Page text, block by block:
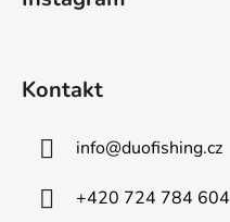
Kontakt
info@duofishing.cz
+420 724 784 604